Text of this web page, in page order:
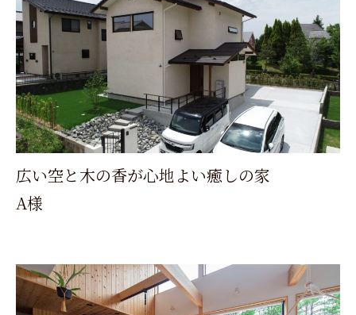
広い空と木の香が心地よい癒しの家
A様